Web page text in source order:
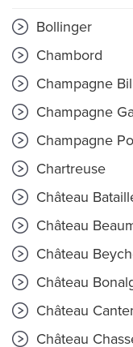
Bollinger
Chambord
Champagne
Champagne
Champagne
Chartreuse
Château
Château
Château
Château
Château
Château